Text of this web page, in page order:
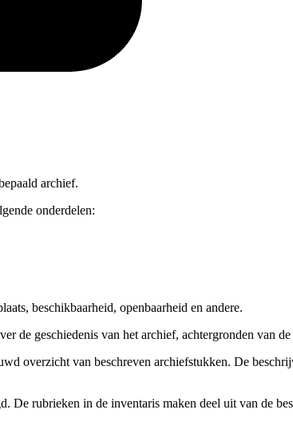
archief.
onderdelen:
beschikbaarheid, openbaarheid en andere.
de geschiedenis van het archief, achtergronden van
overzicht van beschreven archiefstukken. De
De rubrieken in de inventaris maken deel uit van de